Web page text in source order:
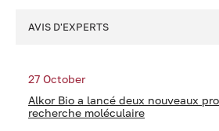
AVIS D'EXPERTS
27 October
Alkor Bio a lancé deux nouveaux
recherche moléculaire